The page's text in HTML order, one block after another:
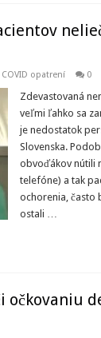
opatrení 0
Zdevastovaná
veľmi ľahko sa
je nedostatok
Slovenska.
obvoďákov nútili
telefóne) a tak
ochorenia, často
ostali …
očkovaniu